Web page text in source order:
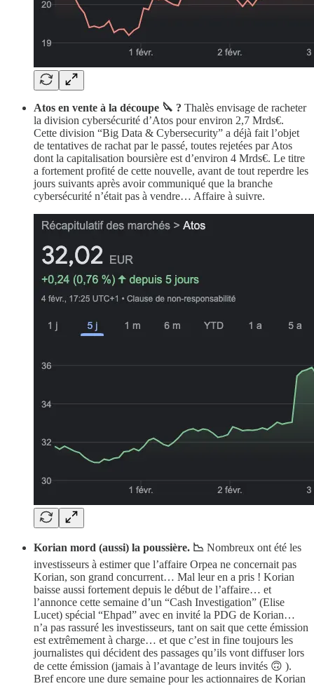
Atos en vente à la découpe 🔪 ? Thalès envisage de racheter
la division cybersécurité d’Atos pour environ 2,7 Mrds€.
Cette division “Big Data & Cybersecurity” a déjà fait l’objet
de tentatives de rachat par le passé, toutes rejetées par Atos
dont la capitalisation boursière est d’environ 4 Mrds€. Le titre
a fortement profité de cette nouvelle, avant de tout reperdre les
jours suivants après avoir communiqué que la branche
cybersécurité n’était pas à vendre… Affaire à suivre.
Korian mord (aussi) la poussière. 📉 Nombreux ont été les
investisseurs à estimer que l’affaire Orpea ne concernait pas
Korian, son grand concurrent… Mal leur en a pris ! Korian
baisse aussi fortement depuis le début de l’affaire… et
l’annonce cette semaine d’un “Cash Investigation” (Elise
Lucet) spécial “Ehpad” avec en invité la PDG de Korian…
n’a pas rassuré les investisseurs, tant on sait que cette émission
est extrêmement à charge… et que c’est in fine toujours les
journalistes qui décident des passages qu’ils vont diffuser lors
de cette émission (jamais à l’avantage de leurs invités 🙃 ).
Bref encore une dure semaine pour les actionnaires de Korian